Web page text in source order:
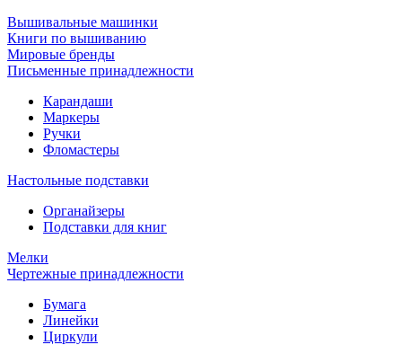
Вышивальные машинки
Книги по вышиванию
Мировые бренды
Письменные принадлежности
Карандаши
Маркеры
Ручки
Фломастеры
Настольные подставки
Органайзеры
Подставки для книг
Мелки
Чертежные принадлежности
Бумага
Линейки
Циркули